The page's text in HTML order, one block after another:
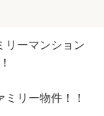
リーマンション
リー物件！！